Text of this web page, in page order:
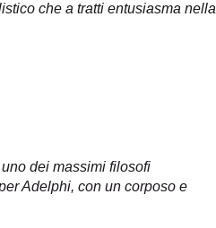
che a tratti entusiasma nella
dei massimi filosofi
Adelphi, con un corposo e